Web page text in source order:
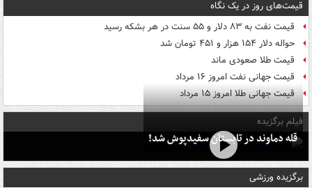
قیمت‌های روز در یک نگاه
قیمت نفت به ۸۳ دلار و ۵۵ سنت در هر بشکه رسید
حواله دلار ۱۵۴ هزار و ۴۵۱ تومان شد
قیمت طلا صعودی ماند
قیمت جهانی نفت امروز ۱۶ مرداد
قیمت جهانی طلا امروز ۱۵ مرداد
فیلم برگزیده
قله دماوند در تابستان سفیدپوش شد!
برگزیده ورزشی